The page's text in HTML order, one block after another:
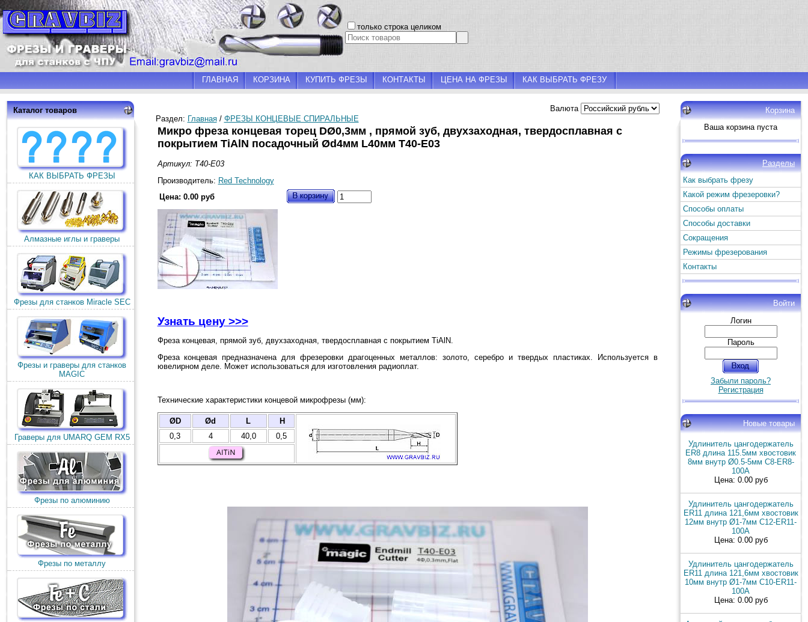
только строка целиком
ГЛАВНАЯ КОРЗИНА КУПИТЬ ФРЕЗЫ КОНТАКТЫ ЦЕНА НА ФРЕЗЫ КАК ВЫБРАТЬ ФРЕЗУ
Каталог товаров
КАК ВЫБРАТЬ ФРЕЗЫ
Алмазные иглы и граверы
Фрезы для станков Miracle SEC
Фрезы и граверы для станков
MAGIC
Граверы для UMARQ GEM RX5
Фрезы по алюминию
Фрезы по металлу
Валюта
Раздел: Главная/ ФРЕЗЫ КОНЦЕВЫЕ СПИРАЛЬНЫЕ
Микро фреза концевая торец DØ0,3мм , прямой зуб, двухзаходная, твердосплавная с
покрытием TiAlN посадочный Ød4мм L40мм T40-E03
Артикул: T40-E03
Производитель: Red Technology
Цена: 0.00 руб
Узнать цену >>>
Фреза концевая, прямой зуб, двухзаходная, твердосплавная с покрытием TiAlN.
Фреза концевая предназначена для фрезеровки драгоценных металлов: золото, серебро и твердых пластиках. Используется в
ювелирном деле. Может использоваться для изготовления радиоплат.
Технические характеристики концевой микрофрезы (мм):
ØD Ød L
H
0,3
4 40,0 0,5
Корзина
Ваша корзина пуста
Разделы
Как выбрать фрезу
Какой режим фрезеровки?
Способы оплаты
Способы доставки
Сокращения
Режимы фрезерования
Контакты
Войти
Логин
Пароль
Забыли пароль?
Регистрация
Новые товары
Удлинитель цангодержатель
ER8 длина 115.5мм хвостовик
8мм внутр Ø0.5-5мм C8-ER8-
100A
Цена: 0.00 руб
Удлинитель цангодержатель
ER11 длина 121,6мм хвостовик
12мм внутр Ø1-7мм C12-ER11-
100A
Цена: 0.00 руб
Удлинитель цангодержатель
ER11 длина 121,6мм хвостовик
10мм внутр Ø1-7мм C10-ER11-
100A
Цена: 0.00 руб